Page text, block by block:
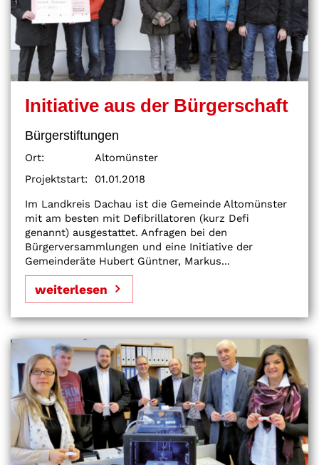
Initiative aus der Bürgerschaft
Bürgerstiftungen
Ort:
Altomünster
Projektstart:
01.01.2018
Im Landkreis Dachau ist die Gemeinde Altomünster
mit am besten mit Defibrillatoren (kurz Defi
genannt) ausgestattet. Anfragen bei den
Bürgerversammlungen und eine Initiative der
Gemeinderäte Hubert Güntner, Markus...
weiterlesen